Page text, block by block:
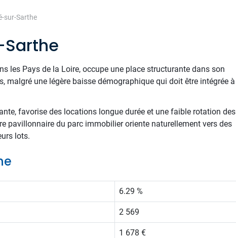
sur-Sarthe
les Pays de la Loire, occupe une place structurante dans son
une légère baisse démographique qui doit être intégrée à
favorise des locations longue durée et une faible rotation des
pavillonnaire du parc immobilier oriente naturellement vers des
lots.
6.29 %
2 569
1 678 €